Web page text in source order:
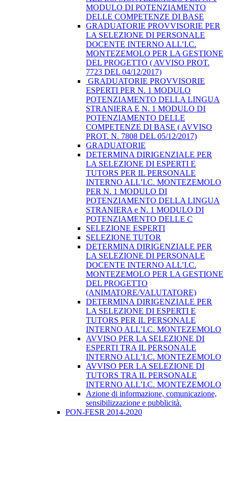
MODULO DI POTENZIAMENTO
DELLE COMPETENZE DI BASE
GRADUATORIE PROVVISORIE PER
LA SELEZIONE DI PERSONALE
DOCENTE INTERNO ALL’I.C.
MONTEZEMOLO PER LA GESTIONE
DEL PROGETTO ( AVVISO PROT.
7723 DEL 04/12/2017)
​ GRADUATORIE PROVVISORIE
ESPERTI PER N. 1 MODULO
POTENZIAMENTO DELLA LINGUA
STRANIERA E N. 1 MODULO DI
POTENZIAMENTO DELLE
COMPETENZE DI BASE ( AVVISO
PROT. N. 7808 DEL 05/12/2017)
GRADUATORIE
DETERMINA DIRIGENZIALE PER
LA SELEZIONE DI ESPERTI E
TUTORS PER IL PERSONALE
INTERNO ALL’I.C. MONTEZEMOLO
PER N. 1 MODULO DI
POTENZIAMENTO DELLA LINGUA
STRANIERA e N. 1 MODULO DI
POTENZIAMENTO DELLE C
SELEZIONE ESPERTI
SELEZIONE TUTOR
DETERMINA DIRIGENZIALE PER
LA SELEZIONE DI PERSONALE
DOCENTE INTERNO ALL’I.C.
MONTEZEMOLO PER LA GESTIONE
DEL PROGETTO
(ANIMATORE/VALUTATORE)
DETERMINA DIRIGENZIALE PER
LA SELEZIONE DI ESPERTI E
TUTORS PER IL PERSONALE
INTERNO ALL’I.C. MONTEZEMOLO
AVVISO PER LA SELEZIONE DI
ESPERTI TRA IL PERSONALE
INTERNO ALL’I.C. MONTEZEMOLO
AVVISO PER LA SELEZIONE DI
TUTORS TRA IL PERSONALE
INTERNO ALL’I.C. MONTEZEMOLO
Azione di informazione, comunicazione,
sensibilizzazione e pubblicità.
PON-FESR 2014-2020